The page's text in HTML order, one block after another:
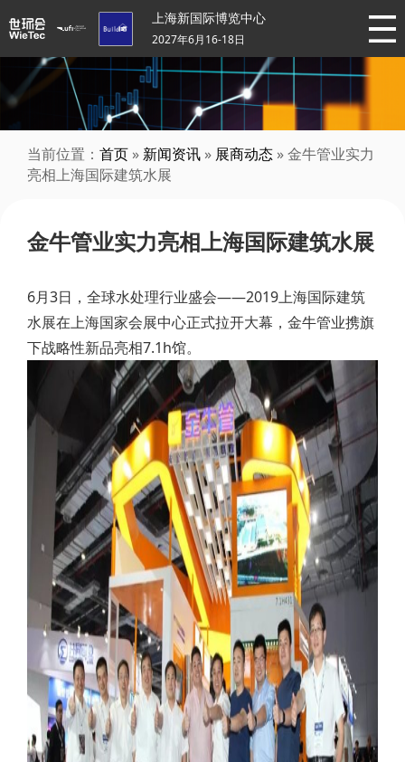
上海新国际博览中心
2027年6月16-18日
当前位置： 首页 » 新闻资讯 » 展商动态 » 金牛管业实力
亮相上海国际建筑水展
金牛管业实力亮相上海国际建筑水展
6月3日，全球水处理行业盛会——2019上海国际建筑
水展在上海国家会展中心正式拉开大幕，金牛管业携旗
下战略性新品亮相7.1h馆。